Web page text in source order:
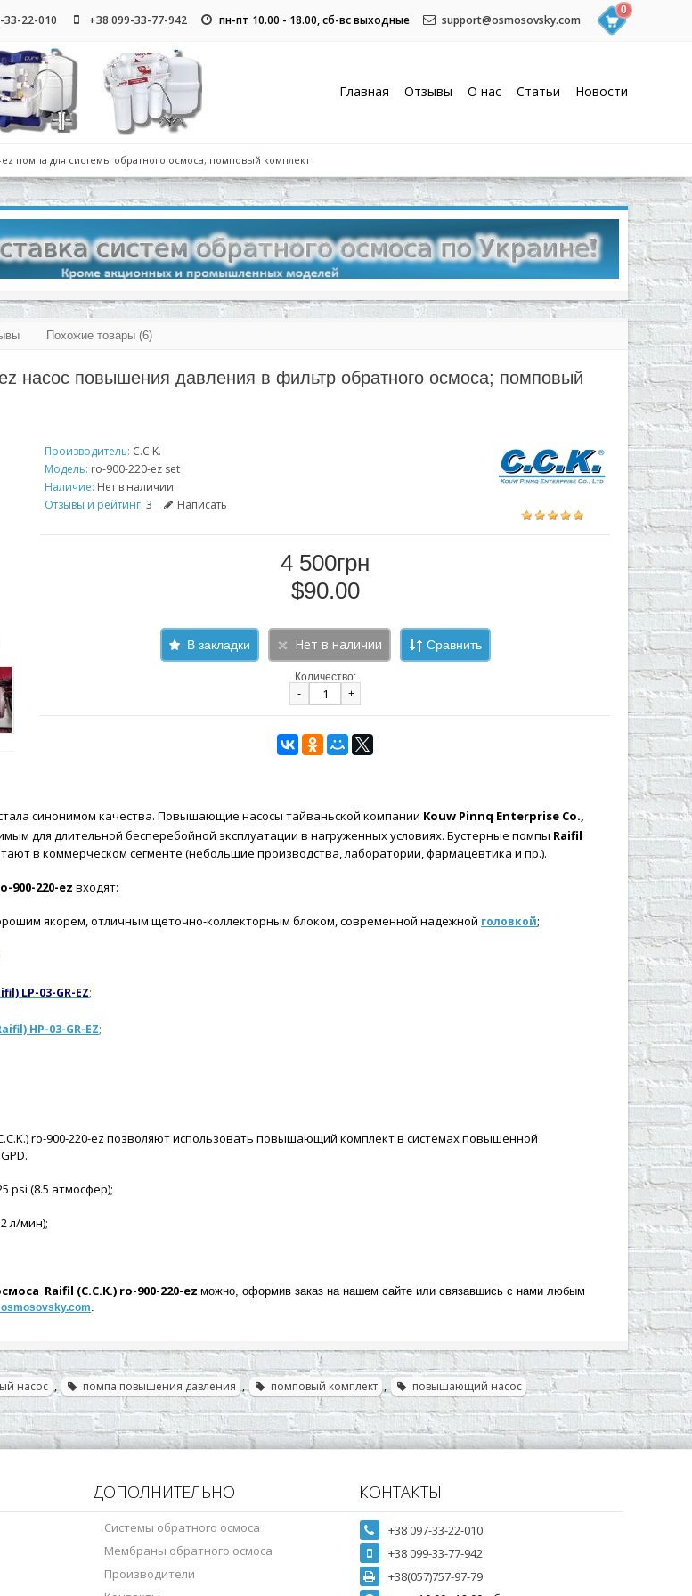
33-22-010 +38 099-33-77-942 пн-пт 10.00 - 18.00, сб-вс выходные support@osmosovsky.com
0
Главная Отзывы О нас Статьи Новости
ez помпа для системы обратного осмоса; помповый комплект
Похожие товары (6)
насос повышения давления в фильтр обратного осмоса; помповый
Производитель: C.C.K.
Модель: ro-900-220-ez set
Наличие: Нет в наличии
Отзывы и рейтинг: 3 Написать
4 500грн
$90.00
В закладки Сравнить
Количество:
-
+
синонимом качества. Повышающие насосы тайваньской компании Kouw Pinnq Enterprise Co.,
для длительной бесперебойной эксплуатации в нагруженных условиях. Бустерные помпы Raifil
в коммерческом сегменте (небольшие производства, лаборатории, фармацевтика и пр.).
900-220-ez входят:
якорем, отличным щеточно-коллекторным блоком, современной надежной головкой;
LP-03-GR-EZ;
HP-03-GR-EZ;
ro-900-220-ez позволяют использовать повышающий комплект в системах повышенной
psi (8.5 атмосфер);
л/мин);
Raifil (C.C.K.) ro-900-220-ez можно, оформив заказ на нашем сайте или связавшись с нами любым
.
насос , помпа повышения давления , помповый комплект , повышающий насос
ДОПОЛНИТЕЛЬНО
Системы обратного осмоса
Мембраны обратного осмоса
Производители
КОНТАКТЫ
+38 097-33-22-010
+38 099-33-77-942
+38(057)757-97-79